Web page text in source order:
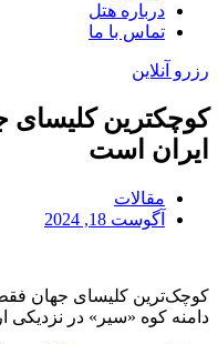
درباره هتل
تماس با ما
رزرو آنلاین
کوچکترین کلیسای
ایران است
مقالات
آگوست 18, 2024
دامنه کوه «سیر» در نزدیکی